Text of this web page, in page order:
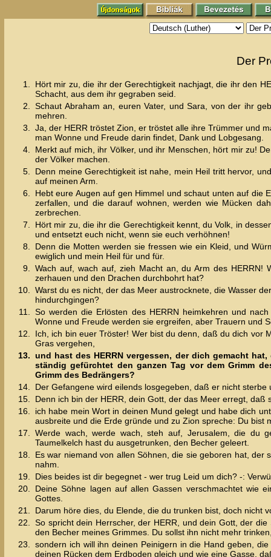
Der
1.
Hört mir zu, die ihr der Gerechtigkeit nachjagt, die ihr den
Schacht, aus dem ihr gegraben seid.
2.
Schaut Abraham an, euren Vater, und Sara, von der ihr
mehren.
3.
Ja, der HERR tröstet Zion, er tröstet alle ihre Trümmer und
man Wonne und Freude darin findet, Dank und Lobgesang.
4.
Merkt auf mich, ihr Völker, und ihr Menschen, hört mir zu!
der Völker machen.
5.
Denn meine Gerechtigkeit ist nahe, mein Heil tritt hervor,
auf meinen Arm.
6.
Hebt eure Augen auf gen Himmel und schaut unten auf die
zerfallen, und die darauf wohnen, werden wie Mücken
zerbrechen.
7.
Hört mir zu, die ihr die Gerechtigkeit kennt, du Volk, in
und entsetzt euch nicht, wenn sie euch verhöhnen!
8.
Denn die Motten werden sie fressen wie ein Kleid, und
ewiglich und mein Heil für und für.
9.
Wach auf, wach auf, zieh Macht an, du Arm des
zerhauen und den Drachen durchbohrt hat?
10.
Warst du es nicht, der das Meer austrocknete, die Wasser
hindurchgingen?
11.
So werden die Erlösten des HERRN heimkehren und
Wonne und Freude werden sie ergreifen, aber Trauern und
12.
Ich, ich bin euer Tröster! Wer bist du denn, daß du dich vor
Gras vergehen,
13. und hast des HERRN vergessen, der dich gemacht
ständig gefürchtet den ganzen Tag vor dem Grimm
Grimm des Bedrängers?
14.
Der Gefangene wird eilends losgegeben, daß er nicht
15.
Denn ich bin der HERR, dein Gott, der das Meer erregt,
16.
ich habe mein Wort in deinen Mund gelegt und habe dich
ausbreite und die Erde gründe und zu Zion spreche: Du bist
17.
Werde wach, werde wach, steh auf, Jerusalem, die du
Taumelkelch hast du ausgetrunken, den Becher geleert.
18.
Es war niemand von allen Söhnen, die sie geboren hat,
nahm.
19.
Dies beides ist dir begegnet - wer trug Leid um dich? -:
20.
Deine Söhne lagen auf allen Gassen verschmachtet wie
Gottes.
21.
Darum höre dies, du Elende, die du trunken bist, doch nicht
22.
So spricht dein Herrscher, der HERR, und dein Gott, der
den Becher meines Grimmes. Du sollst ihn nicht mehr
23.
sondern ich will ihn deinen Peinigern in die Hand geben,
deinen Rücken dem Erdboden gleich und wie eine Gasse,